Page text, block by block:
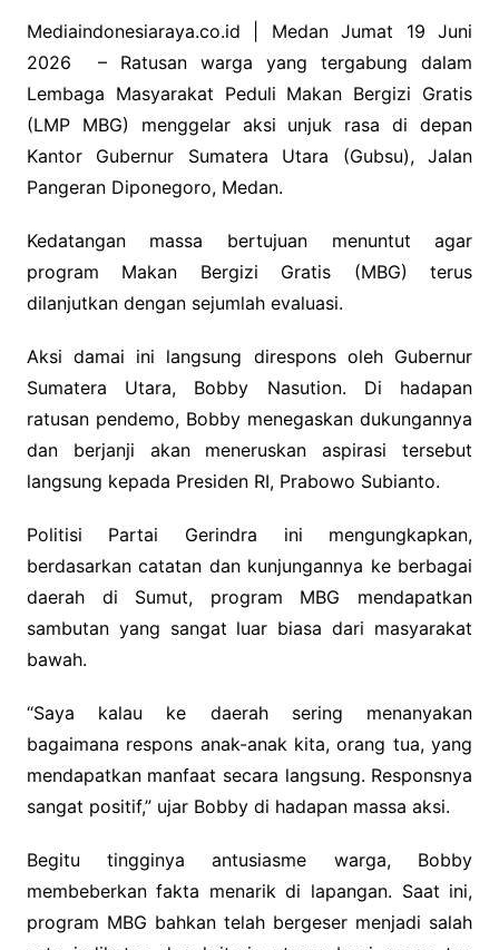
c
e
b
o
o
k
e
dI
n
at
s
A
p
p
Mediaindonesiaraya.co.id | Medan Jumat 19 Juni
2026 – Ratusan warga yang tergabung dalam
Lembaga Masyarakat Peduli Makan Bergizi Gratis
(LMP MBG) menggelar aksi unjuk rasa di depan
Kantor Gubernur Sumatera Utara (Gubsu), Jalan
Pangeran Diponegoro, Medan.
Kedatangan massa bertujuan menuntut agar
program Makan Bergizi Gratis (MBG) terus
dilanjutkan dengan sejumlah evaluasi.
Aksi damai ini langsung direspons oleh Gubernur
Sumatera Utara, Bobby Nasution. Di hadapan
ratusan pendemo, Bobby menegaskan dukungannya
dan berjanji akan meneruskan aspirasi tersebut
langsung kepada Presiden RI, Prabowo Subianto.
Politisi Partai Gerindra ini mengungkapkan,
berdasarkan catatan dan kunjungannya ke berbagai
daerah di Sumut, program MBG mendapatkan
sambutan yang sangat luar biasa dari masyarakat
bawah.
“Saya kalau ke daerah sering menanyakan
bagaimana respons anak-anak kita, orang tua, yang
mendapatkan manfaat secara langsung. Responsnya
sangat positif,” ujar Bobby di hadapan massa aksi.
Begitu tingginya antusiasme warga, Bobby
membeberkan fakta menarik di lapangan. Saat ini,
program MBG bahkan telah bergeser menjadi salah